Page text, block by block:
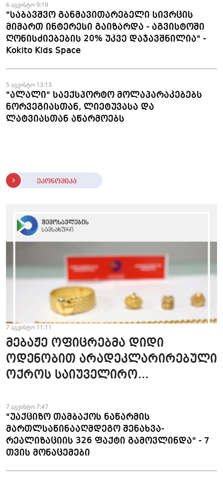
6 აგვისტო 9:19
"საბავშვო განმავითარებელი სივრცის
მიმართ ინტერესი გაიზარდა - აგვისტოში
ღონისძიებების 20% უკვე დაჯავშნილია" -
Kokito Kids Space
5 აგვისტო 13:13
"ალალი" საექსპორტო მოლაპარაკებებს
ნორვეგიასთან, ლიეტუვასა და
ლატვიასთან აწარმოებს
ეკონომიკა
7 აგვისტო 11:11
მებაჟე ოფიცრებმა დიდი
ოდენობით არადეკლარირებული
ოქროს საიუველირო
ფაქტები აღკვეთეს
7 აგვისტო 7:47
"უაქციზო თამბაქოს ნაწარმის
მართლსაწინააღმდეგო შენახვა-
რეალიზაციის 326 ფაქტი გამოვლინდა" - 7
თვის მონაცემები